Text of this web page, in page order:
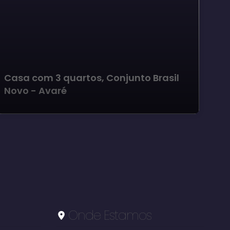
Casa com 3 quartos, Conjunto Brasil
Novo - Avaré
Onde Estamos